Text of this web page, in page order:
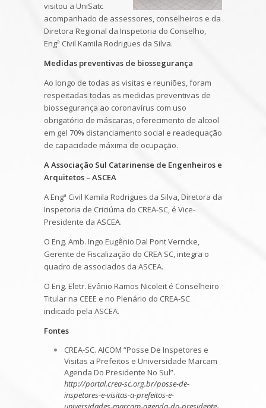
visitou a UniSatc
acompanhado de assessores, conselheiros e da
Diretora Regional da Inspetoria do Conselho,
Engª Civil Kamila Rodrigues da Silva.
Medidas preventivas de biossegurança
Ao longo de todas as visitas e reuniões, foram
respeitadas todas as medidas preventivas de
biossegurança ao coronavírus com uso
obrigatório de máscaras, oferecimento de alcool
em gel 70% distanciamento social e readequação
de capacidade máxima de ocupação.
A Associação Sul Catarinense de Engenheiros e
Arquitetos – ASCEA
A Engª Civil Kamila Rodrigues da Silva, Diretora da
Inspetoria de Criciúma do CREA-SC, é Vice-
Presidente da ASCEA.
O Eng. Amb. Ingo Eugênio Dal Pont Verncke,
Gerente de Fiscalização do CREA SC, integra o
quadro de associados da ASCEA.
O Eng. Eletr. Evânio Ramos Nicoleit é Conselheiro
Titular na CEEE e no Plenário do CREA-SC
indicado pela ASCEA.
Fontes
CREA-SC. AICOM “Posse De Inspetores e
Visitas a Prefeitos e Universidade Marcam
Agenda Do Presidente No Sul”.
http://portal.crea-sc.org.br/posse-de-
inspetores-e-visitas-a-prefeitos-e-